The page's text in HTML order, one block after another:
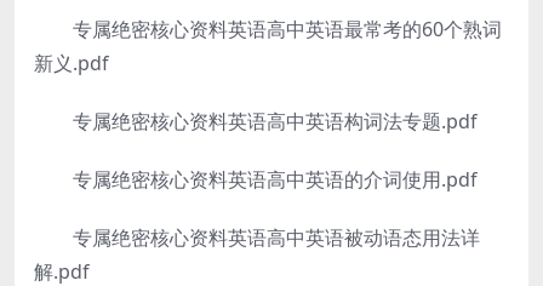
专属绝密核心资料英语高中英语最常考的60个熟词
新义.pdf
专属绝密核心资料英语高中英语构词法专题.pdf
专属绝密核心资料英语高中英语的介词使用.pdf
专属绝密核心资料英语高中英语被动语态用法详
解.pdf